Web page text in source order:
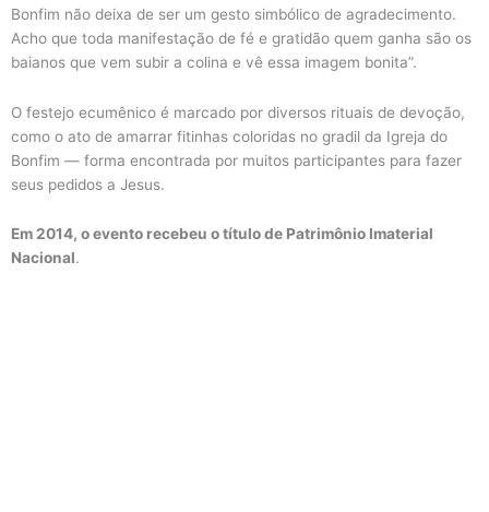
Bonfim não deixa de ser um gesto simbólico de agradecimento.
Acho que toda manifestação de fé e gratidão quem ganha são os
baianos que vem subir a colina e vê essa imagem bonita”.
O festejo ecumênico é marcado por diversos rituais de devoção,
como o ato de amarrar fitinhas coloridas no gradil da Igreja do
Bonfim — forma encontrada por muitos participantes para fazer
seus pedidos a Jesus.
Em 2014, o evento recebeu o título de Patrimônio Imaterial
Nacional.